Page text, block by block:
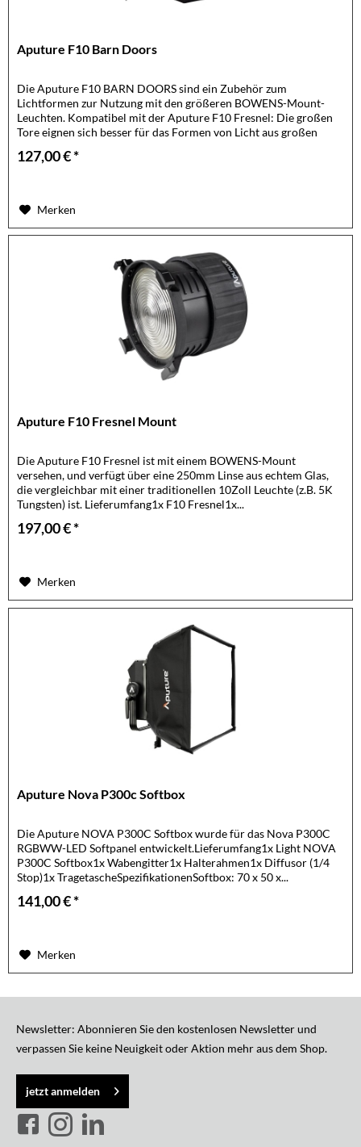
Aputure F10 Barn Doors
Die Aputure F10 BARN DOORS sind ein Zubehör zum
Lichtformen zur Nutzung mit den größeren BOWENS-Mount-
Leuchten. Kompatibel mit der Aputure F10 Fresnel: Die großen
Tore eignen sich besser für das Formen von Licht aus großen
127,00 € *
Merken
Aputure F10 Fresnel Mount
Die Aputure F10 Fresnel ist mit einem BOWENS-Mount
versehen, und verfügt über eine 250mm Linse aus echtem Glas,
die vergleichbar mit einer traditionellen 10Zoll Leuchte (z.B. 5K
Tungsten) ist. Lieferumfang1x F10 Fresnel1x...
197,00 € *
Merken
Aputure Nova P300c Softbox
Die Aputure NOVA P300C Softbox wurde für das Nova P300C
RGBWW-LED Softpanel entwickelt.Lieferumfang1x Light NOVA
P300C Softbox1x Wabengitter1x Halterahmen1x Diffusor (1/4
Stop)1x TragetascheSpezifikationenSoftbox: 70 x 50 x...
141,00 € *
Merken
Newsletter: Abonnieren Sie den kostenlosen Newsletter und
verpassen Sie keine Neuigkeit oder Aktion mehr aus dem Shop.
jetzt anmelden